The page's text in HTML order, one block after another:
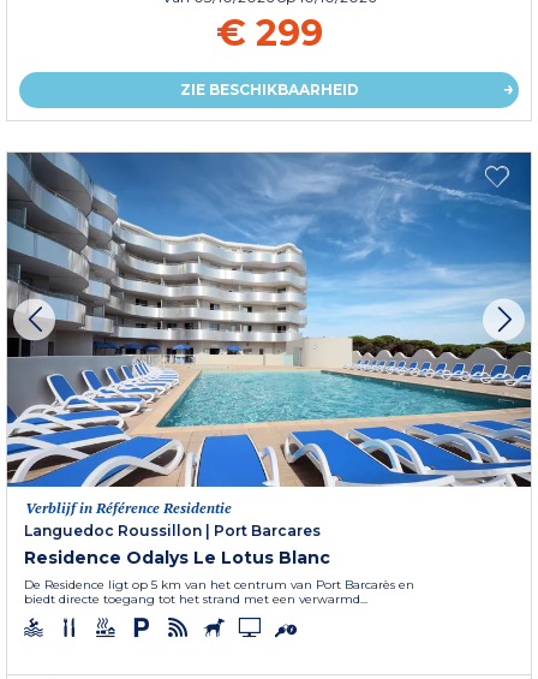
€ 299
ZIE BESCHIKBAARHEID
Verblijf in Référence Residentie
Languedoc Roussillon
Port Barcares
Residence Odalys Le Lotus Blanc
De Residence ligt op 5 km van het centrum van Port Barcarès en
biedt directe toegang tot het strand met een verwarmd...